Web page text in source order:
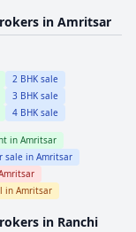
in Amritsar
2 BHK sale
3 BHK sale
4 BHK sale
in Amritsar
sale in Amritsar
in Amritsar
in Ranchi